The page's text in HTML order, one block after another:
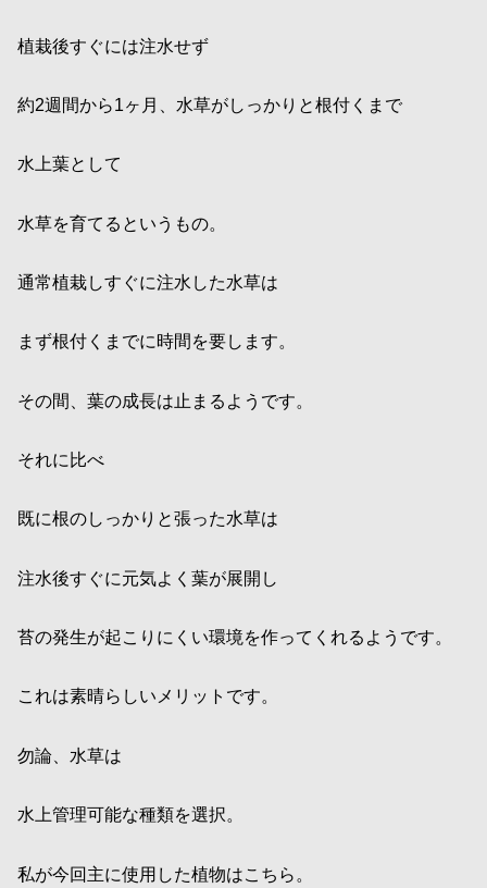
植栽後すぐには注水せず
約2週間から1ヶ月、水草がしっかりと根付くまで
水上葉として
水草を育てるというもの。
通常植栽しすぐに注水した水草は
まず根付くまでに時間を要します。
その間、葉の成長は止まるようです。
それに比べ
既に根のしっかりと張った水草は
注水後すぐに元気よく葉が展開し
苔の発生が起こりにくい環境を作ってくれるようです。
これは素晴らしいメリットです。
勿論、水草は
水上管理可能な種類を選択。
私が今回主に使用した植物はこちら。